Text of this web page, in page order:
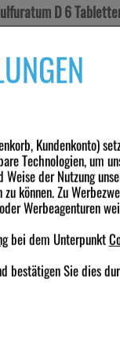
Kundenkonto)
Technologien, um
der Nutzung
können. Zu
Werbeagenturen
bei dem Unterpunkt
bestätigen Sie dies
D 6
D 6